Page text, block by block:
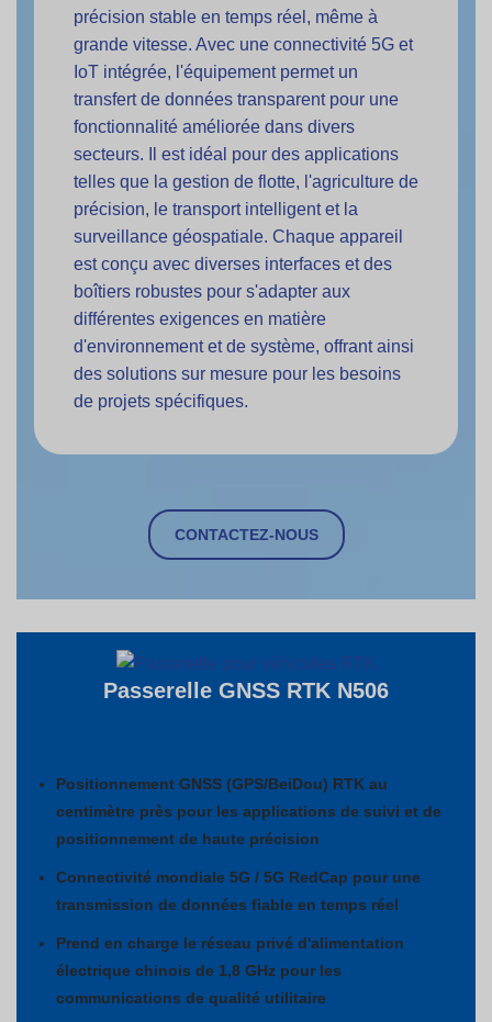
précision stable en temps réel, même à
grande vitesse. Avec une connectivité 5G et
IoT intégrée, l'équipement permet un
transfert de données transparent pour une
fonctionnalité améliorée dans divers
secteurs. Il est idéal pour des applications
telles que la gestion de flotte, l'agriculture de
précision, le transport intelligent et la
surveillance géospatiale. Chaque appareil
est conçu avec diverses interfaces et des
boîtiers robustes pour s'adapter aux
différentes exigences en matière
d'environnement et de système, offrant ainsi
des solutions sur mesure pour les besoins
de projets spécifiques.
CONTACTEZ-NOUS
Passerelle GNSS RTK N506
Positionnement GNSS (GPS/BeiDou) RTK au
centimètre près pour les applications de suivi et de
positionnement de haute précision
Connectivité mondiale 5G / 5G RedCap pour une
transmission de données fiable en temps réel
Prend en charge le réseau privé d'alimentation
électrique chinois de 1,8 GHz pour les
communications de qualité utilitaire